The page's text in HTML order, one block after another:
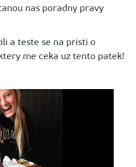
nas poradny pravy
a teste se na pristi o
me ceka uz tento patek!